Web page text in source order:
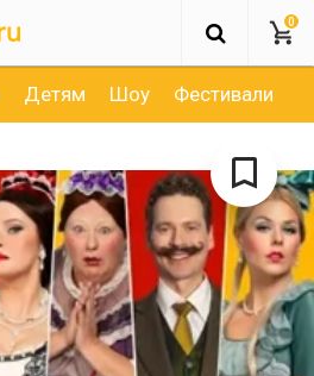
0
Детям Шоу Фестивали